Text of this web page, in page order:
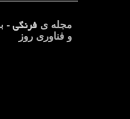
مجله یفرنگی -
و فناوری روز